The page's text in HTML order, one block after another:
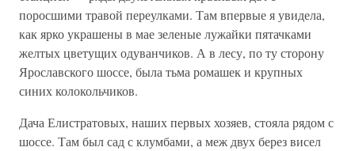
поросшими травой переулками. Там впервые я увидела,
как ярко украшены в мае зеленые лужайки пятачками
желтых цветущих одуванчиков. А в лесу, по ту сторону
Ярославского шоссе, была тьма ромашек и крупных
синих колокольчиков.
Дача Елистратовых, наших первых хозяев, стояла рядом с
шоссе. Там был сад с клумбами, а меж двух берез висел